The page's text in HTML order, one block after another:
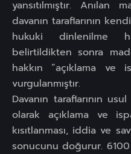
yansıtılmıştır. Anılan
davanın taraflarının
hukuki dinlenilme
belirtildikten sonra
hakkın “açıklama ve
vurgulanmıştır.
Davanın taraflarının
olarak açıklama ve
kısıtlanması, iddia ve
sonucunu doğurur. 6100